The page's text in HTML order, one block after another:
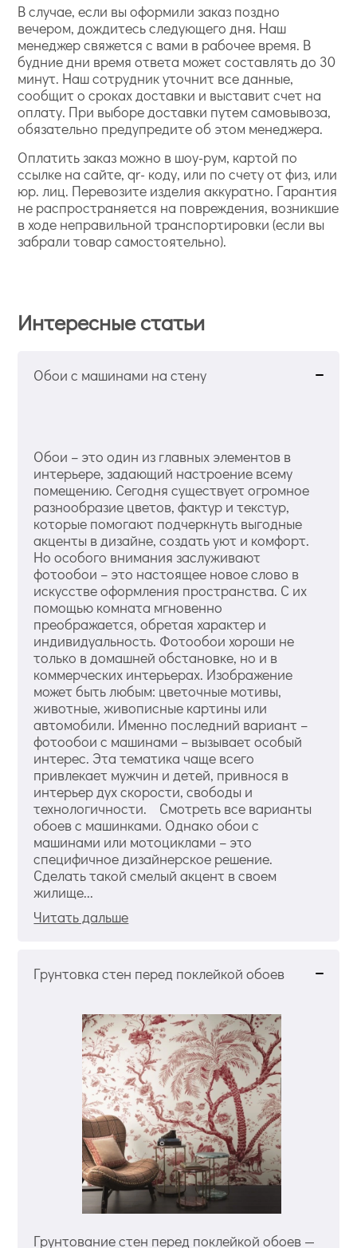
В случае, если вы оформили заказ поздно
вечером, дождитесь следующего дня. Наш
менеджер свяжется с вами в рабочее время. В
будние дни время ответа может составлять до 30
минут. Наш сотрудник уточнит все данные,
сообщит о сроках доставки и выставит счет на
оплату. При выборе доставки путем самовывоза,
обязательно предупредите об этом менеджера.
Оплатить заказ можно в шоу-рум, картой по
ссылке на сайте, qr- коду, или по счету от физ, или
юр. лиц. Перевозите изделия аккуратно. Гарантия
не распространяется на повреждения, возникшие
в ходе неправильной транспортировки (если вы
забрали товар самостоятельно).
Интересные статьи
Обои с машинами на стену
Обои – это один из главных элементов в
интерьере, задающий настроение всему
помещению. Сегодня существует огромное
разнообразие цветов, фактур и текстур,
которые помогают подчеркнуть выгодные
акценты в дизайне, создать уют и комфорт.
Но особого внимания заслуживают
фотообои – это настоящее новое слово в
искусстве оформления пространства. С их
помощью комната мгновенно
преображается, обретая характер и
индивидуальность. Фотообои хороши не
только в домашней обстановке, но и в
коммерческих интерьерах. Изображение
может быть любым: цветочные мотивы,
животные, живописные картины или
автомобили. Именно последний вариант –
фотообои с машинами – вызывает особый
интерес. Эта тематика чаще всего
привлекает мужчин и детей, привнося в
интерьер дух скорости, свободы и
технологичности. Смотреть все варианты
обоев с машинками. Однако обои с
машинами или мотоциклами – это
специфичное дизайнерское решение.
Сделать такой смелый акцент в своем
жилище...
Читать дальше
Грунтовка стен перед поклейкой обоев
Грунтование стен перед поклейкой обоев —